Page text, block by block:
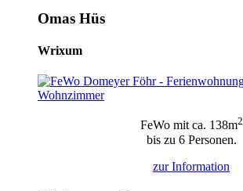
Omas Hüs
Wrixum
FeWo mit ca. 138m2
bis zu 6 Personen.
zurInformation